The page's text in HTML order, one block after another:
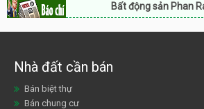
Bất động sản Phan Rang:
Nhà đất cần bán
Bán biệt thự
Bán chung cư